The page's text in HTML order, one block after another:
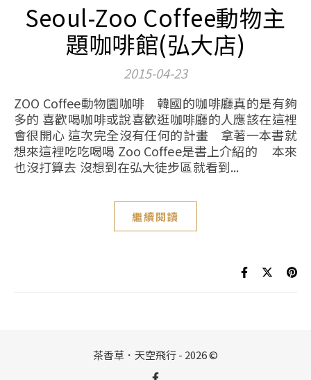
Seoul-Zoo Coffee動物主
題咖啡館(弘大店)
2015-04-23
ZOO Coffee動物園咖啡 韓國的咖啡廳真的是有夠
多的 喜歡喝咖啡或說喜歡逛咖啡廳的人應該在這裡
會很開心 這次完全沒有任何的計畫 拿著一本書就
想來這裡吃吃喝喝 Zoo Coffee是書上介紹的 本來
也沒打算去 沒想到在弘大徒步區就看到...
繼續閱讀
茶香草．天空飛行 - 2026 ©